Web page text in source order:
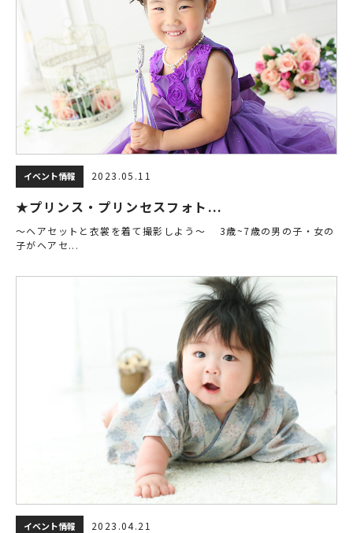
イベント情報 2023.05.11
★プリンス・プリンセスフォト...
～ヘアセットと衣裳を着て撮影しよう～ 3歳~7歳の男の子・女の
子がヘアセ...
イベント情報 2023.04.21